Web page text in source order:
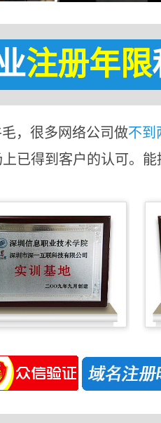
注册年限
，很多网络公司做不到
上已得到客户的认可。